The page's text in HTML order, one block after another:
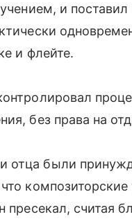
и
и флейте.
без права на
были
пресекал,